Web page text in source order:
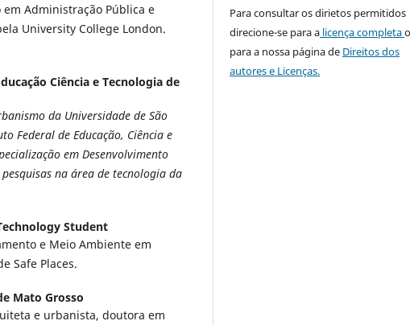
Administração Pública e
University College London.
Ciência e Tecnologia de
da Universidade de São
Federal de Educação, Ciência e
em Desenvolvimento
na área de tecnologia da
Student
e Meio Ambiente em
Safe Places.
Mato Grosso
e urbanista, doutora em
Para consultar os dirietos permitidos
direcione-se para a licença completa
para a nossa página de Direitos dos
autores e Licenças.